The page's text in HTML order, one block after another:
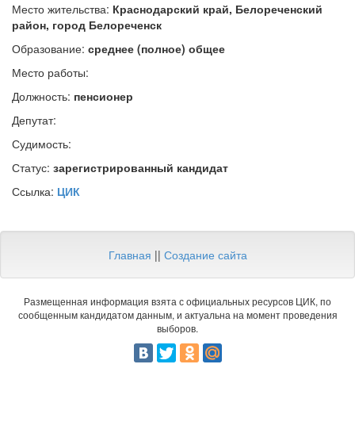
Место жительства: Краснодарский край, Белореченский
район, город Белореченск
Образование: среднее (полное) общее
Место работы:
Должность: пенсионер
Депутат:
Судимость:
Статус: зарегистрированный кандидат
Ссылка: ЦИК
Главная || Создание сайта
Размещенная информация взята с официальных ресурсов ЦИК, по
сообщенным кандидатом данным, и актуальна на момент проведения
выборов.